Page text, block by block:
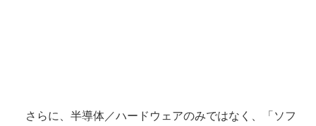
さらに、半導体／ハードウェアのみではなく、「ソフ